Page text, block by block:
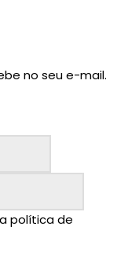
no seu e-mail.
política de